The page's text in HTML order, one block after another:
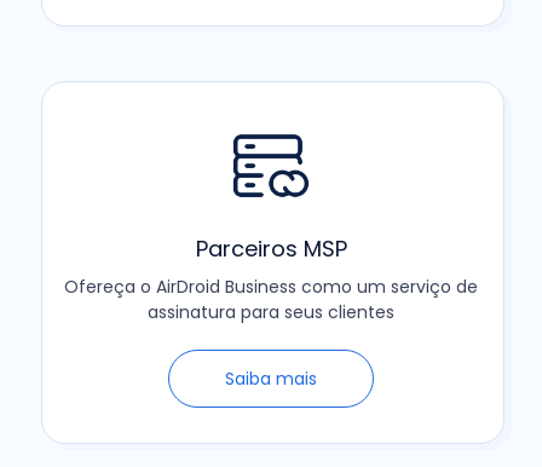
Parceiros MSP
Ofereça o AirDroid Business como um serviço de
assinatura para seus clientes
Saiba mais